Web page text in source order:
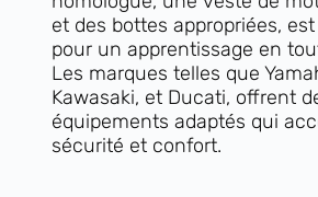
et des bottes appropriées,
pour un apprentissage en
Les marques telles que
Kawasaki, et Ducati, offrent
équipements adaptés qui
sécurité et confort.